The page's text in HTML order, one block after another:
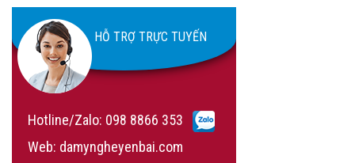
HỖ TRỢ TRỰC TUYẾN
Hotline/Zalo: 098 8866 353
Web: damyngheyenbai.com